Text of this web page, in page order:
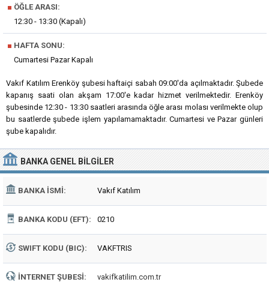
■ ÖĞLE ARASI:
12:30 - 13:30 (Kapalı)
■ HAFTA SONU:
Cumartesi Pazar Kapalı
Vakıf Katılım Erenköy şubesi haftaiçi sabah 09:00'da açılmaktadır. Şubede
kapanış saati olan akşam 17:00'e kadar hizmet verilmektedir. Erenköy
şubesinde 12:30 - 13:30 saatleri arasında öğle arası molası verilmekte olup
bu saatlerde şubede işlem yapılamamaktadır. Cumartesi ve Pazar günleri
şube kapalıdır.
BANKA GENEL BILGILER
BANKA İSMI: Vakıf Katılım
BANKA KODU (EFT): 0210
SWIFT KODU (BIC): VAKFTRIS
İNTERNET ŞUBESI: vakifkatilim.com.tr